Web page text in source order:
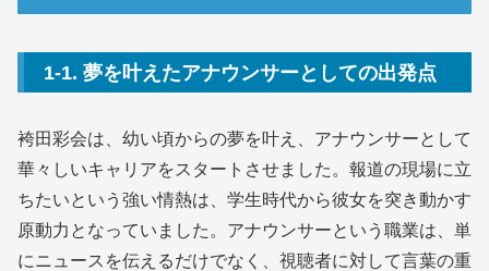
1-1. 夢を叶えたアナウンサーとしての出発点
袴田彩会は、幼い頃からの夢を叶え、アナウンサーとして
華々しいキャリアをスタートさせました。報道の現場に立
ちたいという強い情熱は、学生時代から彼女を突き動かす
原動力となっていました。アナウンサーという職業は、単
にニュースを伝えるだけでなく、視聴者に対して言葉の重